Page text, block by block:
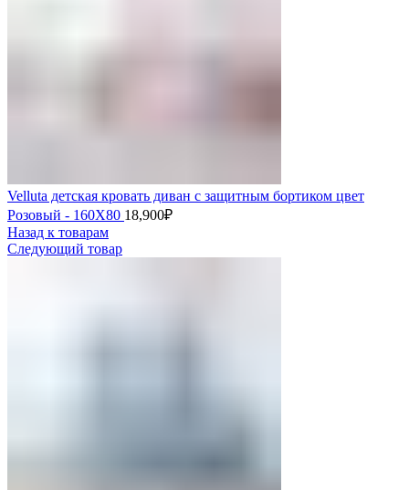
Velluta детская кровать диван с защитным бортиком цвет
Розовый - 160Х80 18,900₽
Назад к товарам
Следующий товар